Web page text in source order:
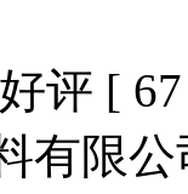
评 [
有限